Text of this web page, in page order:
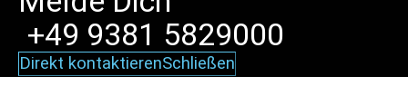
+49 9381 5829000
Direkt kontaktierenSchließen